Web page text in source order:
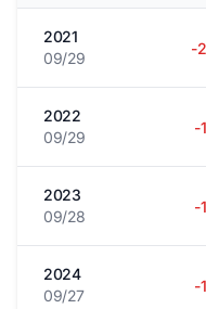
2021
09/29
-
2022
09/29
-
2023
09/28
-
2024
09/27
-